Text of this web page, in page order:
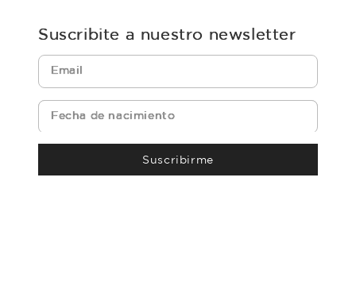
Suscribite a nuestro newsletter
Suscribirme